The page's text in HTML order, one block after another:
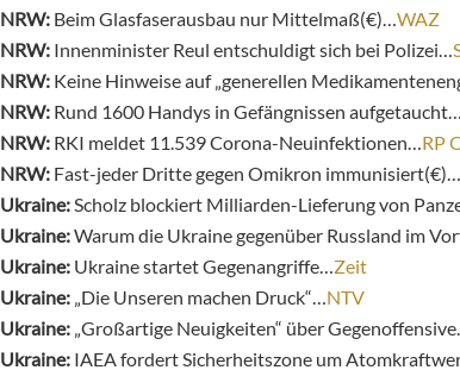
NRW: Beim Glasfaserausbau nur Mittelmaß(€)… WAZ
NRW: Innenminister Reul entschuldigt sich bei Polizei…
NRW: Keine Hinweise auf „generellen
NRW: Rund 1600 Handys in Gefängnissen aufgetaucht…
NRW: RKI meldet 11.539 Corona-Neuinfektionen… RP
NRW: Fast-jeder Dritte gegen Omikron
Ukraine: Scholz blockiert Milliarden-Lieferung von
Ukraine:Warum die Ukraine gegenüber Russland im
Ukraine: Ukraine startet Gegenangriffe… Zeit
Ukraine: „Die Unseren machen Druck“… NTV
Ukraine: „Großartige Neuigkeiten“ über Gegenoffensive…
Ukraine: IAEA fordert Sicherheitszone um